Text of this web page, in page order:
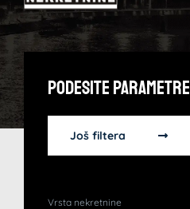
Podesite Parametre
Još filtera
Vrsta nekretnine